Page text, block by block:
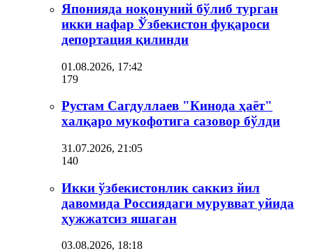
Японияда ноқонуний бўлиб турган
икки нафар Ўзбекистон фуқароси
депортация қилинди
01.08.2026, 17:42
179
Рустам Сагдуллаев "Кинода ҳаёт"
халқаро мукофотига сазовор бўлди
31.07.2026, 21:05
140
Икки ўзбекистонлик саккиз йил
давомида Россиядаги мурувват уйида
ҳужжатсиз яшаган
03.08.2026, 18:18